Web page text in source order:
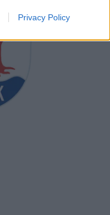
Privacy Policy